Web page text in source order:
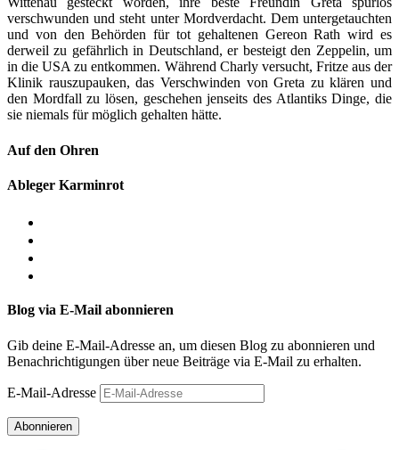
verschwunden und steht unter Mordverdacht. Dem untergetauchten
und von den Behörden für tot gehaltenen Gereon Rath wird es
derweil zu gefährlich in Deutschland, er besteigt den Zeppelin, um
in die USA zu entkommen. Während Charly versucht, Fritze aus der
Klinik rauszupauken, das Verschwinden von Greta zu klären und
den Mordfall zu lösen, geschehen jenseits des Atlantiks Dinge, die
sie niemals für möglich gehalten hätte.
Auf den Ohren
Ableger Karminrot
Blog via E-Mail abonnieren
Gib deine E-Mail-Adresse an, um diesen Blog zu abonnieren und
Benachrichtigungen über neue Beiträge via E-Mail zu erhalten.
E-Mail-Adresse
Abonnieren